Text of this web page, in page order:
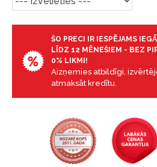
ŠO PRECI IR IESPĒJAMS
LĪDZ 12 MĒNEŠIEM - BEZ
0% LIKMI!
Aizņemies atbildīgi,
atmaksāt kredītu.